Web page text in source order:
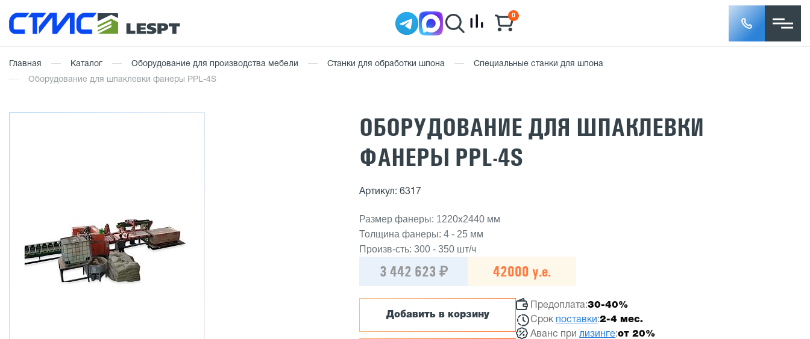
0
Главная Каталог Оборудование для производства мебели Станки для обработки шпона
Специальные станки для шпона
Оборудование для шпаклевки фанеры PPL-4S
ОБОРУДОВАНИЕ ДЛЯ ШПАКЛЕВКИ
ФАНЕРЫ PPL-4S
Артикул: 6317
Размер фанеры: 1220х2440 мм
Толщина фанеры: 4 - 25 мм
Произв-сть: 300 - 350 шт/ч
3 442 623 ₽ 42000 у.е.
Добавить в корзину
Предоплата:30-40%
Срок поставки :2-4 мес.
Аванс прилизинге:от 20%